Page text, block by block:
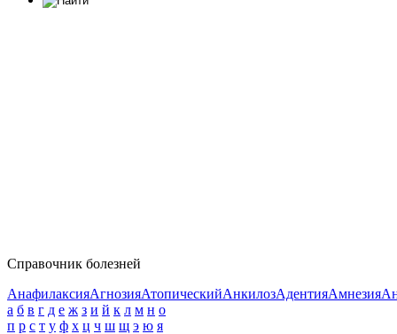
Справочник болезней
АнафилаксияАгнозияАтопическийАнкилозАдентияАмнезия
а б в г д е ж з и й к л м н о
п р с т у ф х ц ч ш щ э ю я